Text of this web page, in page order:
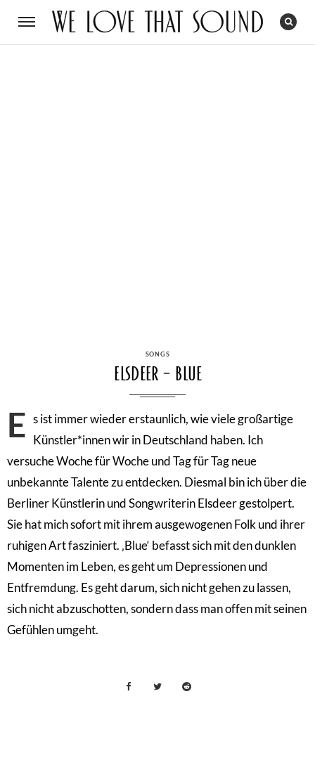
CATEGORIES
SONGS
Elsdeer – Blue
E s ist immer wieder erstaunlich, wie viele großartige
Künstler*innen wir in Deutschland haben. Ich
versuche Woche für Woche und Tag für Tag neue
unbekannte Talente zu entdecken. Diesmal bin ich über die
Berliner Künstlerin und Songwriterin Elsdeer gestolpert.
Sie hat mich sofort mit ihrem ausgewogenen Folk und ihrer
ruhigen Art fasziniert. ‚Blue‘ befasst sich mit den dunklen
Momenten im Leben, es geht um Depressionen und
Entfremdung. Es geht darum, sich nicht gehen zu lassen,
sich nicht abzuschotten, sondern dass man offen mit seinen
Gefühlen umgeht.